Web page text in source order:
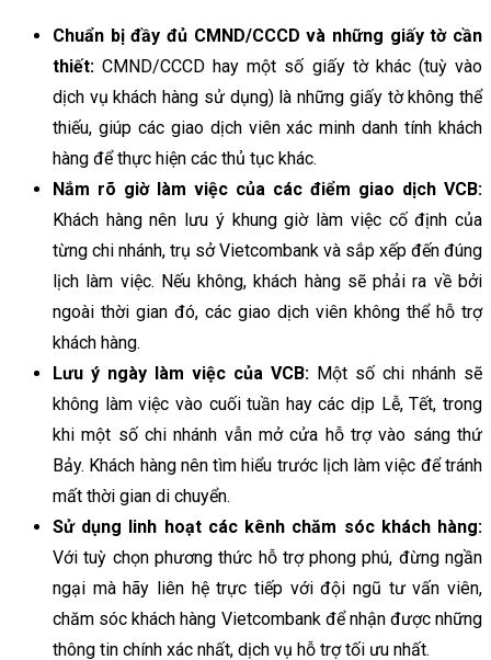
Chuẩn bị đầy đủ CMND/CCCD và những giấy tờ cần
thiết:CMND/CCCD hay một số giấy tờ khác (tuỳ vào
dịch vụ khách hàng sử dụng) là những giấy tờ không thể
thiếu, giúp các giao dịch viên xác minh danh tính khách
hàng để thực hiện các thủ tục khác.
Nắm rõ giờ làm việc của các điểm giao dịch VCB:
Khách hàng nên lưu ý khung giờ làm việc cố định của
từng chi nhánh, trụ sở Vietcombank và sắp xếp đến đúng
lịch làm việc. Nếu không, khách hàng sẽ phải ra về bởi
ngoài thời gian đó, các giao dịch viên không thể hỗ trợ
khách hàng.
Lưu ý ngày làm việc của VCB: Một số chi nhánh sẽ
không làm việc vào cuối tuần hay các dịp Lễ, Tết, trong
khi một số chi nhánh vẫn mở cửa hỗ trợ vào sáng thứ
Bảy. Khách hàng nên tìm hiểu trước lịch làm việc để tránh
mất thời gian di chuyển.
Sử dụng linh hoạt các kênh chăm sóc khách hàng:
Với tuỳ chọn phương thức hỗ trợ phong phú, đừng ngần
ngại mà hãy liên hệ trực tiếp với đội ngũ tư vấn viên,
chăm sóc khách hàng Vietcombank để nhận được những
thông tin chính xác nhất, dịch vụ hỗ trợ tối ưu nhất.